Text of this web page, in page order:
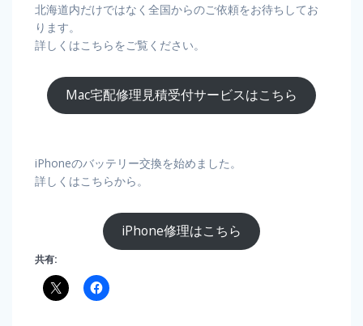
北海道内だけではなく全国からのご依頼をお待ちしてお
ります。
詳しくはこちらをご覧ください。
Mac宅配修理見積受付サービスはこちら
iPhoneのバッテリー交換を始めました。
詳しくはこちらから。
iPhone修理はこちら
共有: